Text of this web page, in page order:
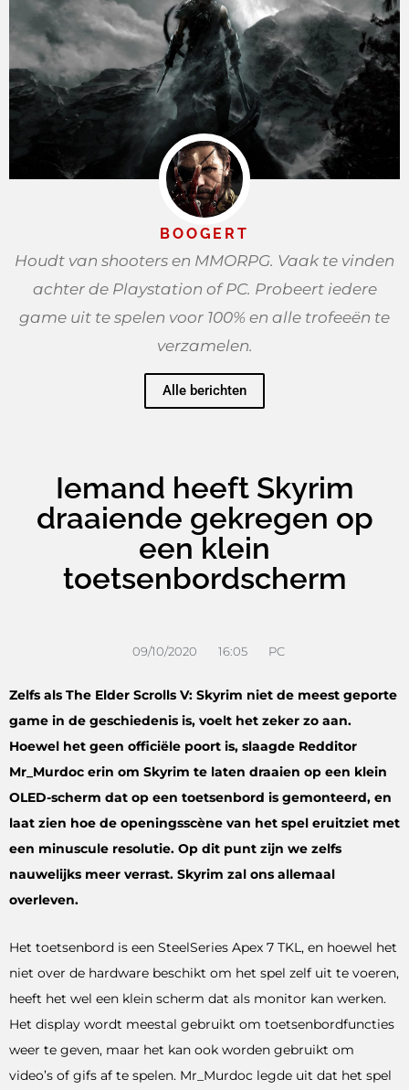
BOOGERT
Houdt van shooters en MMORPG. Vaak te vinden
achter de Playstation of PC. Probeert iedere
game uit te spelen voor 100% en alle trofeeën te
verzamelen.
Alle berichten
Iemand heeft Skyrim
draaiende gekregen op
een klein
toetsenbordscherm
09/10/2020 16:05 PC
Zelfs als The Elder Scrolls V: Skyrim niet de meest geporte
game in de geschiedenis is, voelt het zeker zo aan.
Hoewel het geen officiële poort is, slaagde Redditor
Mr_Murdoc erin om Skyrim te laten draaien op een klein
OLED-scherm dat op een toetsenbord is gemonteerd, en
laat zien hoe de openingsscène van het spel eruitziet met
een minuscule resolutie. Op dit punt zijn we zelfs
nauwelijks meer verrast. Skyrim zal ons allemaal
overleven.
Het toetsenbord is een SteelSeries Apex 7 TKL, en hoewel het
niet over de hardware beschikt om het spel zelf uit te voeren,
heeft het wel een klein scherm dat als monitor kan werken.
Het display wordt meestal gebruikt om toetsenbordfuncties
weer te geven, maar het kan ook worden gebruikt om
video’s of gifs af te spelen. Mr_Murdoc legde uit dat het spel